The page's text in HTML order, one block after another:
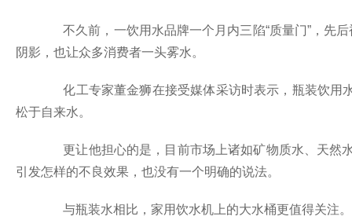
不久前，一饮用水品牌一个月内三陷“质量门”，先后
阴影，也让众多消费者一头雾水。
化工专家董金狮在接受媒体采访时表示，瓶装饮用
松于自来水。
更让他担心的是，目前市场上诸如矿物质水、天然水
引发怎样的不良效果，也没有一个明确的说法。
与瓶装水相比，家用饮水机上的大水桶更值得关注。